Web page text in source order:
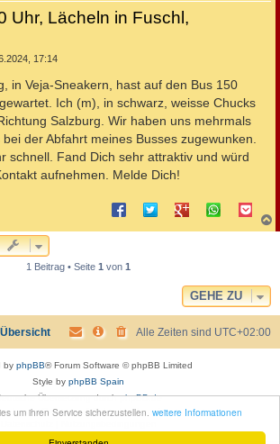
um ihren Service sicherzustellen. weitere Informationen
Uhr, Lächeln in Fuschl,
17:14
in Veja-Sneakern, hast auf den Bus 150
Ich (m), in schwarz, weisse Chucks
Salzburg. Wir haben uns mehrmals
der Abfahrt meines Busses zugewunken.
schnell. Fand Dich sehr attraktiv und würd
aufnehmen. Melde Dich!
a
1 Beitrag • Seite 1 von 1
GEHE ZU
Alle Zeiten sind UTC+02:00
by phpBB® Forum Software © phpBB Limited
Style by phpBB Spain
Übersetzung durchphpBB.de
Image Courtesy of Calendrier Lunaire.